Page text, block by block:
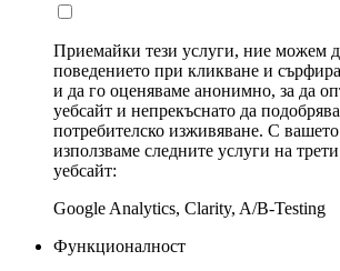
Приемайки тези услуги, ние можем
поведението при кликване и
и да го оценяваме анонимно, за да
уебсайт и непрекъснато да
потребителско изживяване. С
използваме следните услуги на
уебсайт:
Google Analytics, Clarity, A/B-Testing
Функционалност